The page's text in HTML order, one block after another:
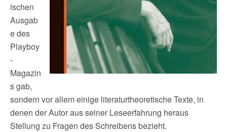
ischen
Ausgab
e des
Playboy
-
Magazin
s gab,
sondern vor allem einige literaturtheoretische Texte, in
denen der Autor aus seiner Leseerfahrung heraus
Stellung zu Fragen des Schreibens bezieht.